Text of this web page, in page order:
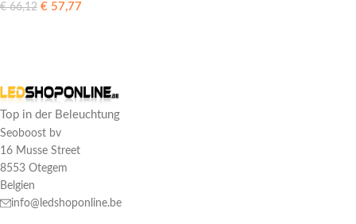
€66,12 € 57,77
Top in der Beleuchtung
Seoboost bv
16 Musse Street
8553 Otegem
Belgien
info@ledshoponline.be